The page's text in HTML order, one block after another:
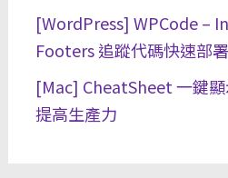
[WordPress] WPCode –
Footers 追蹤代碼快速部署
[Mac] CheatSheet 一鍵顯
提高生產力